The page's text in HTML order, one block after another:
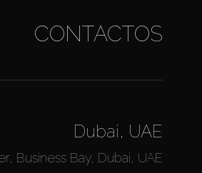
CONTACTOS
Dubai, UAE
Business Bay, Dubai, UAE